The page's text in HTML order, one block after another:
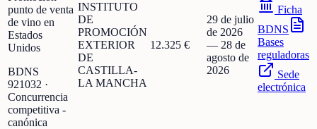
punto de venta
de vino en
Estados
Unidos
BDNS
921032 ·
Concurrencia
competitiva -
canónica
INSTITUTO
DE
PROMOCIÓN
EXTERIOR
DE
CASTILLA-
LA MANCHA
12.325 €
29 de julio
de 2026
— 28 de
agosto de
2026
Ficha
BDNS
Bases
reguladoras
Sede
electrónica